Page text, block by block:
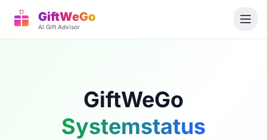
GiftWeGo
AI Gift Advisor
GiftWeGo
Systemstatus